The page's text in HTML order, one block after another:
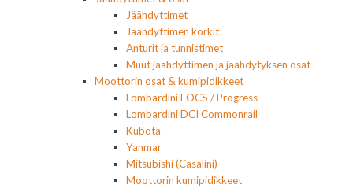
Jäähdyttimet
Jäähdyttimen korkit
Anturit ja tunnistimet
Muut jäähdyttimen ja jäähdytyksen osat
Moottorin osat & kumipidikkeet
Lombardini FOCS / Progress
Lombardini DCI Commonrail
Kubota
Yanmar
Mitsubishi (Casalini)
Moottorin kumipidikkeet